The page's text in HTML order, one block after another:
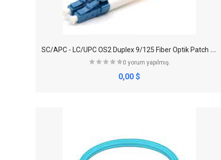
S
C/APC - LC/UPC OS2 Duplex 9/125 Fiber Optik Patch Cord
0 yorum yapılmış.
0,00 $